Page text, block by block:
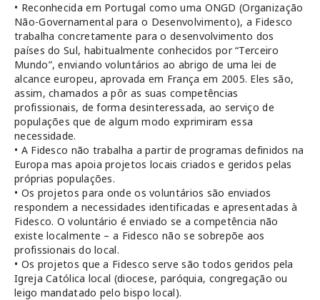
• Reconhecida em Portugal como uma ONGD (Organização
Não-Governamental para o Desenvolvimento), a Fidesco
trabalha concretamente para o desenvolvimento dos
países do Sul, habitualmente conhecidos por “Terceiro
Mundo”, enviando voluntários ao abrigo de uma lei de
alcance europeu, aprovada em França em 2005. Eles são,
assim, chamados a pôr as suas competências
profissionais, de forma desinteressada, ao serviço de
populações que de algum modo exprimiram essa
necessidade.
• A Fidesco não trabalha a partir de programas definidos na
Europa mas apoia projetos locais criados e geridos pelas
próprias populações.
• Os projetos para onde os voluntários são enviados
respondem a necessidades identificadas e apresentadas à
Fidesco. O voluntário é enviado se a competência não
existe localmente – a Fidesco não se sobrepõe aos
profissionais do local.
• Os projetos que a Fidesco serve são todos geridos pela
Igreja Católica local (diocese, paróquia, congregação ou
leigo mandatado pelo bispo local).